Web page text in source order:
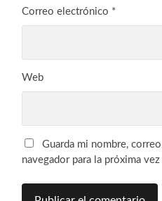
Correo electrónico *
Web
Guarda mi nombre,
navegador para la próxima